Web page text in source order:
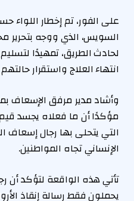
على الفور، تم إخطار اللواء
السويس، الذي ووجه
لحادث الطريق، تمهيدًا
انتهاء العلاج واستقرار
وأشاد مدير مرفق الإسعاف
مؤكدًا أن ما فعلاه يجسد قيم
التي يتحلى بها رجال
الإنساني تجاه المواطنين.
تأتي هذه الواقعة لتؤكد
يحملون فقط رسالة إنقاذ